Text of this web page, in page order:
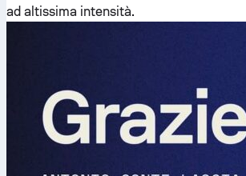
ad altissima intensità.